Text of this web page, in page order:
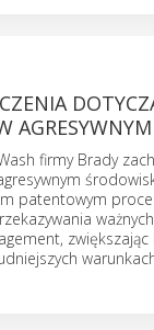
firmy Brady
patentowym